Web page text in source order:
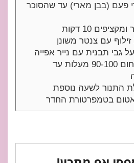
פעם (בבן מארי) עד שהסוכר
10 דקות
עם צנטר משונן
גבי תבנית עם נייר אפייה
אופים 3 שעות בחום 90-100 מעלות עד
התנור לשעה נוספת
בטמפרטורת החדר